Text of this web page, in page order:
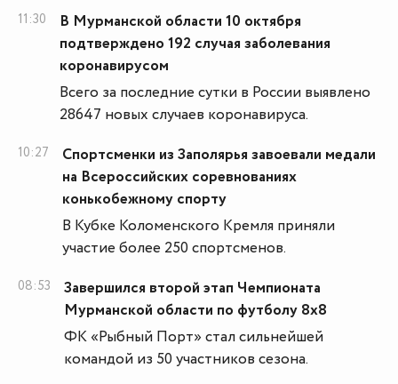
11:30
В Мурманской области 10 октября
подтверждено 192 случая заболевания
коронавирусом
Всего за последние сутки в России выявлено
28647 новых случаев коронавируса.
10:27
Спортсменки из Заполярья завоевали медали
на Всероссийских соревнованиях
конькобежному спорту
В Кубке Коломенского Кремля приняли
участие более 250 спортсменов.
08:53
Завершился второй этап Чемпионата
Мурманской области по футболу 8х8
ФК «Рыбный Порт» стал сильнейшей
командой из 50 участников сезона.